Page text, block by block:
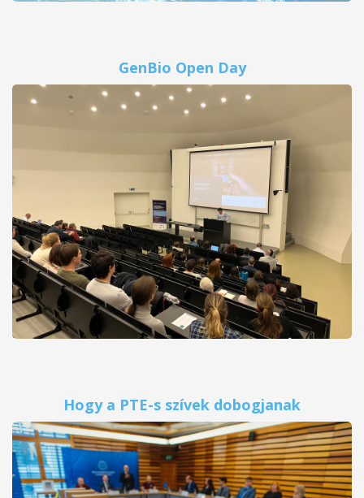
GenBio Open Day
Hogy a PTE-s szívek dobogjanak